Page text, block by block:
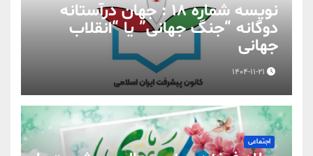
نویسه شماره 18 : جهان درآستانه
دوگانه “جنگ جهانی” یا “انقلاب
جهانی
1404-11-21
اجتماعی